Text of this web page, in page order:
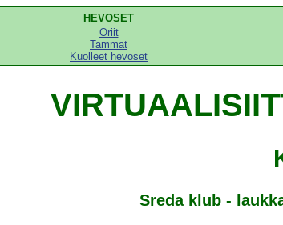
HEVOSET
Oriit
Tammat
Kuolleet hevoset
Sreda klub -